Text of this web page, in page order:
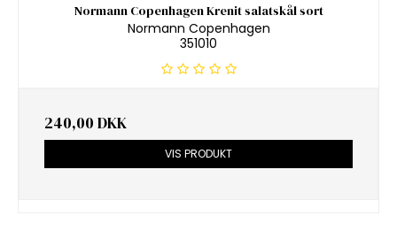
Normann Copenhagen Krenit salatskål sort
Normann Copenhagen
351010
240,00 DKK
VIS PRODUKT